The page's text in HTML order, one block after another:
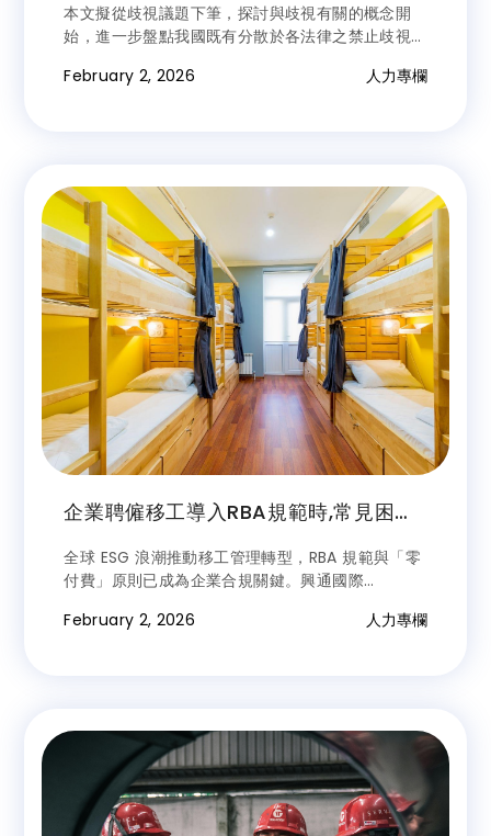
本文擬從歧視議題下筆，探討與歧視有關的概念開
始，進一步盤點我國既有分散於各法律之禁止歧視規
見違反樣態解構分析。
February 2, 2026 人力專欄
企業聘僱移工導入RBA規範時,常見困境
全球 ESG 浪潮推動移工管理轉型，RBA 規範與「零
付費」原則已成為企業合規關鍵。興通國際
協助企業在 1 至 3 年內順利接軌國際標準，實現企
February 2, 2026 人力專欄